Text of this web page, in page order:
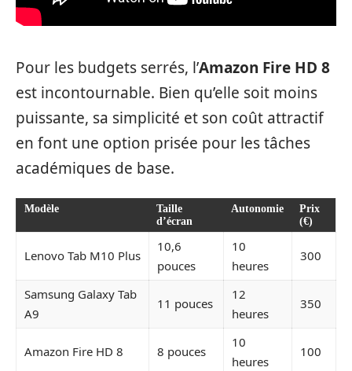
Pour les budgets serrés, l’Amazon Fire HD 8
est incontournable. Bien qu’elle soit moins
puissante, sa simplicité et son coût attractif
en font une option prisée pour les tâches
académiques de base.
Modèle
Taille
d’écran
Autonomie
Prix
(€)
Lenovo Tab M10 Plus
10,6
pouces
10
heures
300
Samsung Galaxy Tab
A9
11 pouces
12
heures
350
Amazon Fire HD 8 8 pouces
10
heures
100